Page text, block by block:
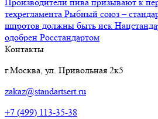
техрегламента Рыбный союз –
шпротов должны быть иск
одобрен Росстандартом
Контакты
г.Москва, ул. Привольная 2к5
zakaz@standartsert.ru
+7 (499) 113-35-38